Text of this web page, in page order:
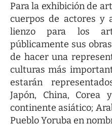
Para la exhibición de
cuerpos de actores y
lienzo para los
públicamente sus
de hacer una
culturas más
estarán
Japón, China,
continente asiático;
Pueblo Yoruba en